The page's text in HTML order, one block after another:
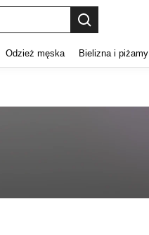
Odzież męska Bielizna i piżamy